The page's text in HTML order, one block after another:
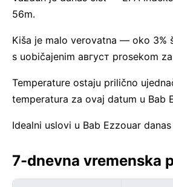
56m.
Kiša je malo verovatna — oko 3%
s uobičajenim август prosekom
Temperature ostaju prilično
temperatura za ovaj datum u Bab
Idealni uslovi u Bab Ezzouar
7-dnevna vremenska